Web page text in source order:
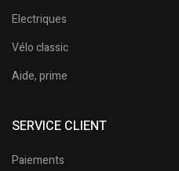
Electriques
Vélo classic
Aide, prime
SERVICE CLIENT
Paiements